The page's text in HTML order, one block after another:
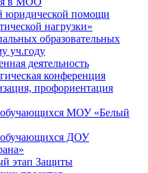
юридической помощи
нагрузки»
образовательных
уч.году
деятельность
конференция
профориентация
обучающихся МОУ «Белый
обучающихся ДОУ
этап Защиты